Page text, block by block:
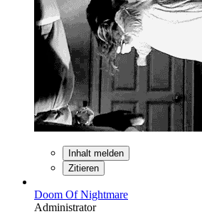
Inhalt melden
Zitieren
Doom Of Nightmare
Administrator